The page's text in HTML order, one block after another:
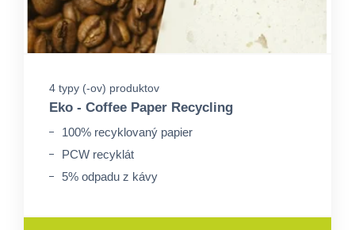
4 typy (-ov) produktov
Eko - Coffee Paper Recycling
100% recyklovaný papier
PCW recyklát
5% odpadu z kávy